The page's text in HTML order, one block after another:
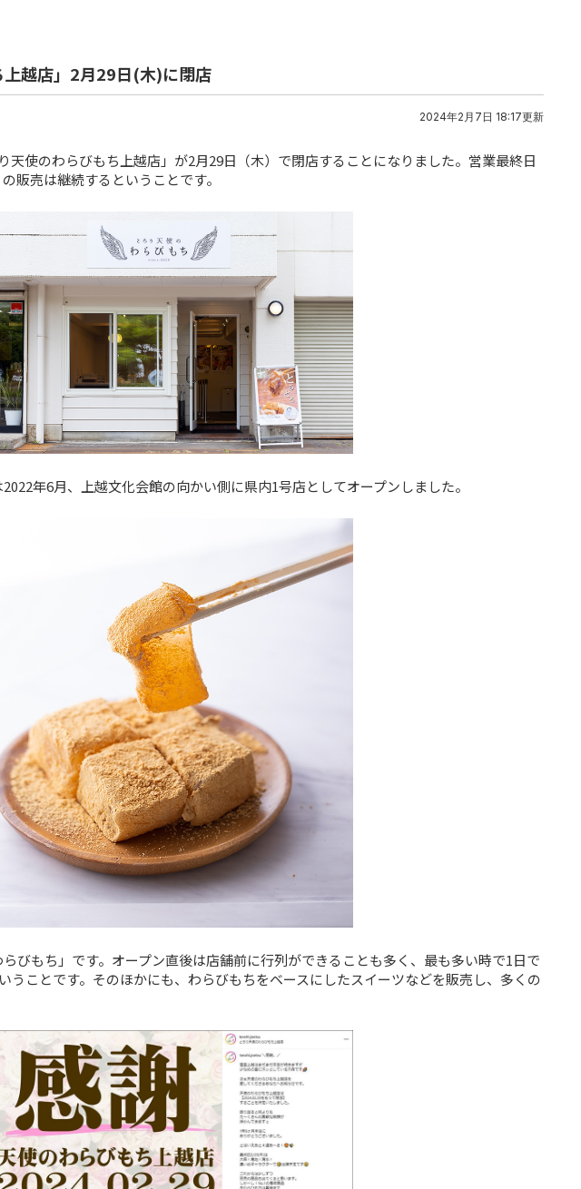
上越店」2月29日(木)に閉店
2024年2月7日 18:17更新
天使のわらびもち上越店」が2月29日（木）で閉店することになりました。営業最終日
販売は継続するということです。
年6月、上越文化会館の向かい側に県内1号店としてオープンしました。
びもち」です。オープン直後は店舗前に行列ができることも多く、最も多い時で1日で
うことです。そのほかにも、わらびもちをベースにしたスイーツなどを販売し、多くの